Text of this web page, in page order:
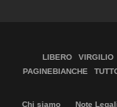
LIBERO VIRGILIO
PAGINEBIANCHE
Chi siamo Note Legali